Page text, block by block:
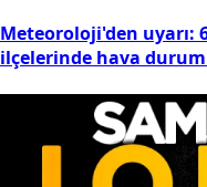
Meteoroloji'den uyarı:
ilçelerinde hava